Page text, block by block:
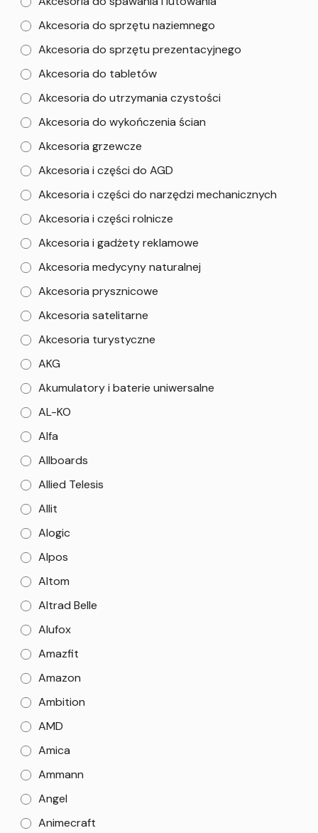
Akcesoria do sprzętu naziemnego
Akcesoria do sprzętu prezentacyjnego
Akcesoria do tabletów
Akcesoria do utrzymania czystości
Akcesoria do wykończenia ścian
Akcesoria grzewcze
Akcesoria i części do AGD
Akcesoria i części do narzędzi mechanicznych
Akcesoria i części rolnicze
Akcesoria i gadżety reklamowe
Akcesoria medycyny naturalnej
Akcesoria prysznicowe
Akcesoria satelitarne
Akcesoria turystyczne
AKG
Akumulatory i baterie uniwersalne
AL-KO
Alfa
Allboards
Allied Telesis
Allit
Alogic
Alpos
Altom
Altrad Belle
Alufox
Amazfit
Amazon
Ambition
AMD
Amica
Ammann
Angel
Animecraft